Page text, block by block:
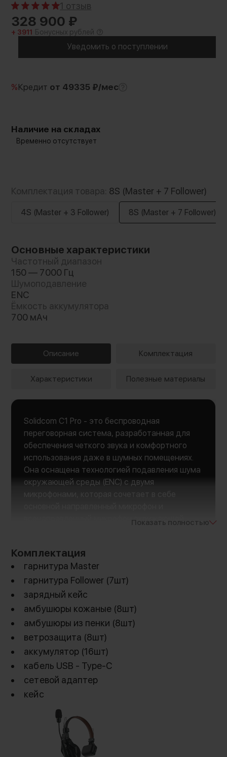
1 отзыв
328 900 ₽
+ 3911 Бонусных рублей
Уведомить о поступлении
%Кредит от 49335 ₽/мес
Наличие на складах
Временно отсутствует
Комплектация товара: 8S (Master + 7 Follower)
4S (Master + 3 Follower) 8S (Master + 7 Follower)
Основные характеристики
Частотный диапазон
150 — 7000 Гц
Шумоподавление
ENC
Ёмкость аккумулятора
700 мАч
Описание Комплектация
Характеристики Полезные материалы
Solidcom C1 Pro - это беспроводная
переговорная система, разработанная для
обеспечения четкого звука и комфортного
использования даже в шумных помещениях.
Она оснащена технологией подавления шума
окружающей среды (ENC) с двумя
всенаправленный микрофон окружающей
беспроводная система не требует
использования бодипака или хаба, и может
передавать сигнал на расстояние до 330 м в
пределах прямой видимости
Автономная гарнитура обеспечивает
стабильную читаемую связь для съёмочной
Показать полностью
Комплектация
гарнитура Master
гарнитура Follower (7шт)
зарядный кейс
амбушюры кожаные (8шт)
амбушюры из пенки (8шт)
ветрозащита (8шт)
аккумулятор (16шт)
кабель USB - Type-C
сетевой адаптер
кейс